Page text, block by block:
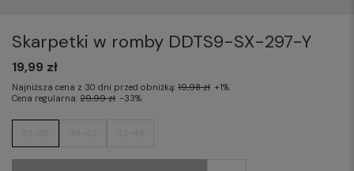
Skarpetki w romby DDTS9-SX-297-Y
19,99 zł
Najniższa cena z 30 dni przed obniżką: 19,98 zł +1%
Cena regularna: 29,99 zł -33%